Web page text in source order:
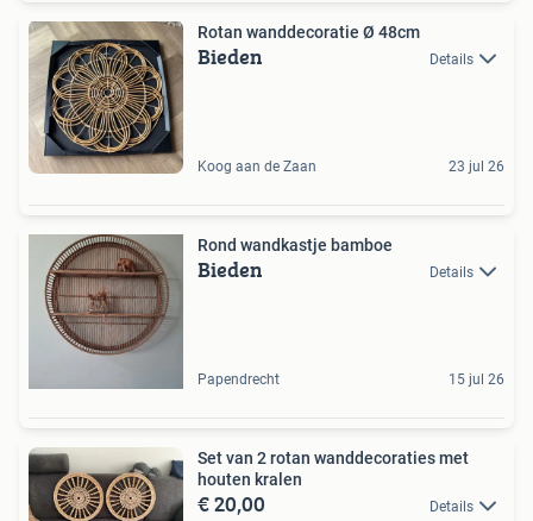
Rotan wanddecoratie Ø 48cm
Bieden Details
Koog aan de Zaan 23 jul 26
Rond wandkastje bamboe
Bieden Details
Papendrecht 15 jul 26
Set van 2 rotan wanddecoraties met
houten kralen
€ 20,00 Details